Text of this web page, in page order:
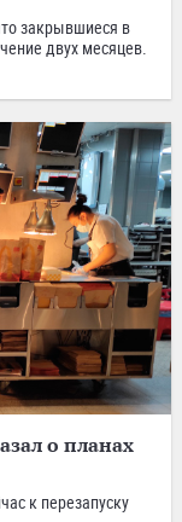
закрывшиеся в
двух месяцев.
о планах
к перезапуску